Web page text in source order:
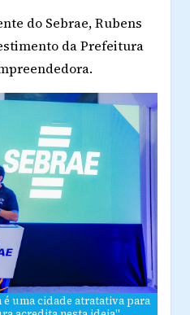
do Sebrae, Rubens
da Prefeitura
é uma cidade atratativa para